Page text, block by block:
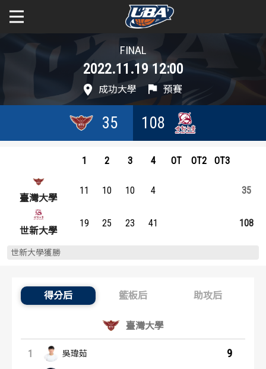
關於富邦人壽UBA 學年度
賽事資訊
賽程表
歷史數據排行
學年度
賽事資訊
賽程表
歷史數據排行
FINAL
2022.11.19 12:00
成功大學 預賽
35 108
1 2 3 4 OT OT2 OT3
臺灣大學
11 10 10 4 35
108
19 25 23 41
世新大學
世新大學獲勝
得分后 籃板后 助攻后
得分后：內容起點
臺灣大學
1 吳瑋茹 9